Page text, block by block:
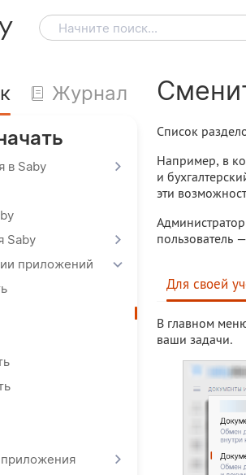
Начните поиск...
Журнал
в Saby
Saby
приложений
Список
Например, в
и
эти
пользователь
Для своей
В главном
ваши задачи.